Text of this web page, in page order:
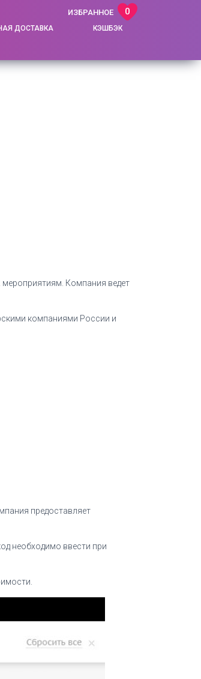
ИЗБРАННОЕ 0
ДОСТАВКА КЭШБЭК
мероприятиям. Компания ведет
компаниями России и
предоставляет
необходимо ввести при